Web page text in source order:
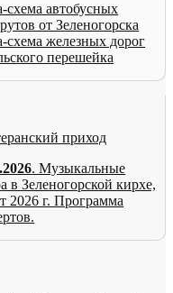
схема автобусных
от Зеленогорска
схема железных дорог
перешейка
приход
. Музыкальные
в Зеленогорской кирхе,
2026 г. Программа